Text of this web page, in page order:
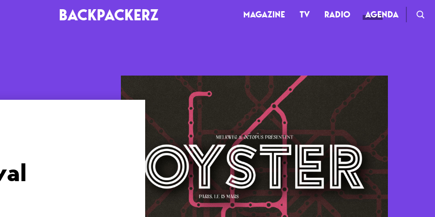
BACKPACKERZ MAGAZINE TV RADIO AGENDA
Paris
RADIO
Playlists
Podcasts
Mixes
TV
Live
Documentaires
Web-séries